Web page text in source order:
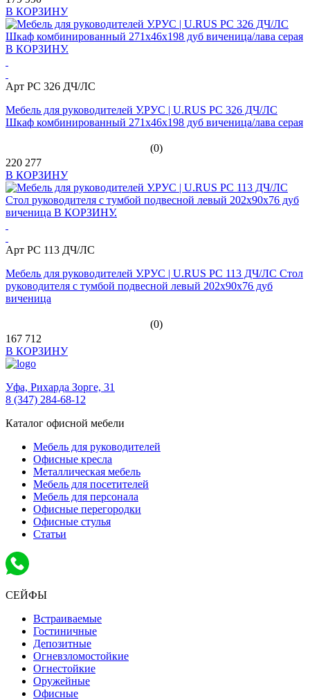
В КОРЗИНУ
Арт PC 326 ДЧ/ЛС
Мебель для руководителей У.РУС | U.RUS PC 326 ДЧ/ЛС
Шкаф комбинированный 271х46х198 дуб виченица/лава серая
(0)
220 277
В КОРЗИНУ
Арт PC 113 ДЧ/ЛС
Мебель для руководителей У.РУС | U.RUS PC 113 ДЧ/ЛС Стол
руководителя с тумбой подвесной левый 202х90х76 дуб
виченица
(0)
167 712
В КОРЗИНУ
Уфа, Рихарда Зорге, 31
8 (347) 284-68-12
Каталог офисной мебели
Мебель для руководителей
Офисные кресла
Металлическая мебель
Мебель для посетителей
Мебель для персонала
Офисные перегородки
Офисные стулья
Статьи
СЕЙФЫ
Встраиваемые
Гостиничные
Депозитные
Огневзломостойкие
Огнестойкие
Оружейные
Офисные